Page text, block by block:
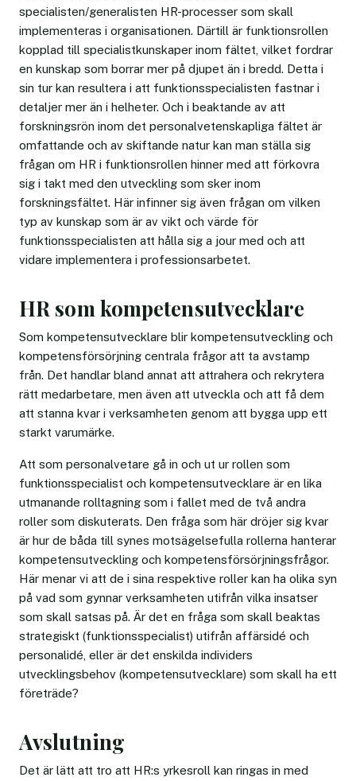
specialisten/generalisten HR-processer som skall
implementeras i organisationen. Därtill är funktionsrollen
kopplad till specialistkunskaper inom fältet, vilket fordrar
en kunskap som borrar mer på djupet än i bredd. Detta i
sin tur kan resultera i att funktionsspecialisten fastnar i
detaljer mer än i helheter. Och i beaktande av att
forskningsrön inom det personalvetenskapliga fältet är
omfattande och av skiftande natur kan man ställa sig
frågan om HR i funktionsrollen hinner med att förkovra
sig i takt med den utveckling som sker inom
forskningsfältet. Här infinner sig även frågan om vilken
typ av kunskap som är av vikt och värde för
funktionsspecialisten att hålla sig a jour med och att
vidare implementera i professionsarbetet.
HR som kompetensutvecklare
Som kompetensutvecklare blir kompetensutveckling och
kompetensförsörjning centrala frågor att ta avstamp
från. Det handlar bland annat att attrahera och rekrytera
rätt medarbetare, men även att utveckla och att få dem
att stanna kvar i verksamheten genom att bygga upp ett
starkt varumärke.
Att som personalvetare gå in och ut ur rollen som
funktionsspecialist och kompetensutvecklare är en lika
utmanande rolltagning som i fallet med de två andra
roller som diskuterats. Den fråga som här dröjer sig kvar
är hur de båda till synes motsägelsefulla rollerna hanterar
kompetensutveckling och kompetensförsörjningsfrågor.
Här menar vi att de i sina respektive roller kan ha olika syn
på vad som gynnar verksamheten utifrån vilka insatser
som skall satsas på. Är det en fråga som skall beaktas
strategiskt (funktionsspecialist) utifrån affärsidé och
personalidé, eller är det enskilda individers
utvecklingsbehov (kompetensutvecklare) som skall ha ett
företräde?
Avslutning
Det är lätt att tro att HR:s yrkesroll kan ringas in med